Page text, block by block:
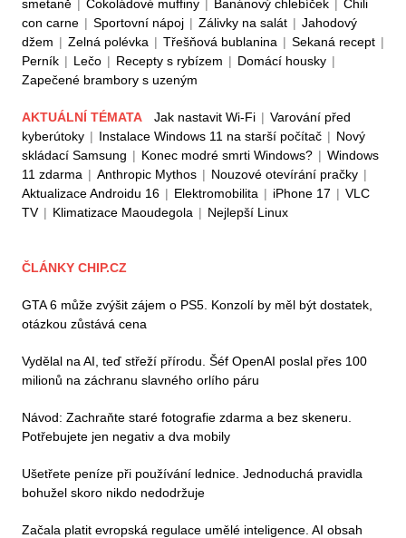
smetaně | Čokoládové muffiny | Banánový chlebíček | Chili
con carne | Sportovní nápoj | Zálivky na salát | Jahodový
džem | Zelná polévka | Třešňová bublanina | Sekaná recept |
Perník | Lečo | Recepty s rybízem | Domácí housky |
Zapečené brambory s uzeným
AKTUÁLNÍ TÉMATA Jak nastavit Wi-Fi | Varování před
kyberútoky | Instalace Windows 11 na starší počítač | Nový
skládací Samsung | Konec modré smrti Windows? | Windows
11 zdarma | Anthropic Mythos | Nouzové otevírání pračky |
Aktualizace Androidu 16 | Elektromobilita | iPhone 17 | VLC
TV | Klimatizace Maoudegola | Nejlepší Linux
ČLÁNKY CHIP.CZ
GTA 6 může zvýšit zájem o PS5. Konzolí by měl být dostatek,
otázkou zůstává cena
Vydělal na AI, teď střeží přírodu. Šéf OpenAI poslal přes 100
milionů na záchranu slavného orlího páru
Návod: Zachraňte staré fotografie zdarma a bez skeneru.
Potřebujete jen negativ a dva mobily
Ušetřete peníze při používání lednice. Jednoduchá pravidla
bohužel skoro nikdo nedodržuje
Začala platit evropská regulace umělé inteligence. AI obsah